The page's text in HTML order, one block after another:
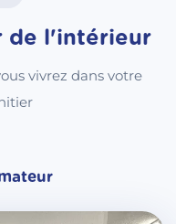
de l'intérieur
vivrez dans votre